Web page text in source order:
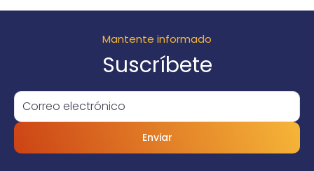
Mantente informado
Suscríbete
Enviar